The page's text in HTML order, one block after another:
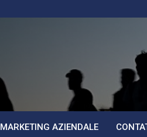
MARKETING AZIENDALE